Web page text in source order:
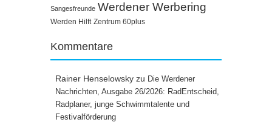
Sangesfreunde Werdener Werbering
Werden Hilft Zentrum 60plus
Kommentare
Rainer Henselowsky zu Die Werdener
Nachrichten, Ausgabe 26/2026: RadEntscheid,
Radplaner, junge Schwimmtalente und
Festivalförderung